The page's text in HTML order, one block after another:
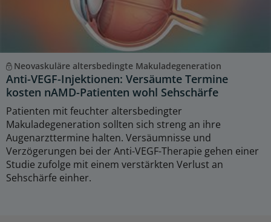
Neovaskuläre altersbedingte Makuladegeneration
Anti-VEGF-Injektionen: Versäumte Termine
kosten nAMD-Patienten wohl Sehschärfe
Patienten mit feuchter altersbedingter
Makuladegeneration sollten sich streng an ihre
Augenarzttermine halten. Versäumnisse und
Verzögerungen bei der Anti-VEGF-Therapie gehen einer
Studie zufolge mit einem verstärkten Verlust an
Sehschärfe einher.